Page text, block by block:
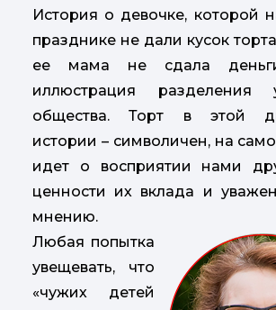
История о девочке, которой
празднике не дали кусок
ее мама не сдала
иллюстрация разделения
общества. Торт в этой
истории – символичен, на
идет о восприятии нами
ценности их вклада и
мнению.
Любая попытка
увещевать, что
«чужих детей